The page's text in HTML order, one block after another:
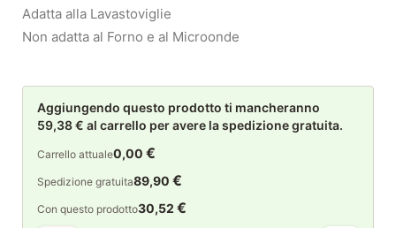
Adatta alla Lavastoviglie
Non adatta al Forno e al Microonde
Aggiungendo questo prodotto ti mancheranno
59,38 € al carrello per avere la spedizione gratuita.
Carrello attuale0,00 €
Spedizione gratuita89,90 €
Con questo prodotto30,52 €